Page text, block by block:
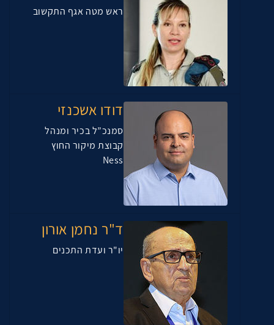
ראש מטה אגף התקשוב
דודו אשכנזי
סמנכ”ל בכיר ומנהל
קבוצת מיקור החוץ
Ness
ד"ר נחמן אורון
יו"ר ועדת התכנים